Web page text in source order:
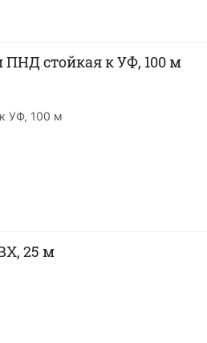
ПНД стойкая к УФ, 100 м
УФ, 100 м
25 м